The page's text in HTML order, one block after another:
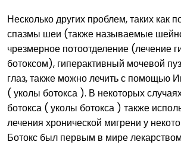
Несколько других проблем, таких как
спазмы шеи (также называемые
чрезмерное потоотделение (лечение
ботоксом), гиперактивный мочевой
глаз, также можно лечить с помощью
( уколы ботокса ). В некоторых
ботокса ( уколы ботокса ) также
лечения хронической мигрени у
Ботокс был первым в мире